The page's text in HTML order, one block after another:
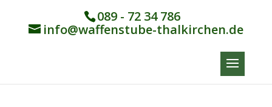
089 - 72 34 786
info@waffenstube-thalkirchen.de